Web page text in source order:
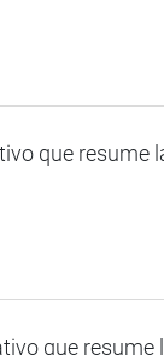
que resume
que resume